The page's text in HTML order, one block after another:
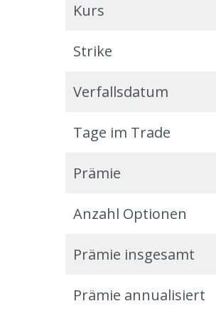
Kurs
Strike
Verfallsdatum
Tage im Trade
Prämie
Anzahl Optionen
Prämie insgesamt
Prämie annualisiert